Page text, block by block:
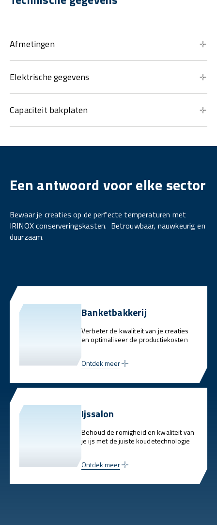
Afmetingen
Elektrische gegevens
Capaciteit bakplaten
Een antwoord voor elke sector
Bewaar je creaties op de perfecte temperaturen met
IRINOX conserveringskasten. Betrouwbaar, nauwkeurig en
duurzaam.
Banketbakkerij
Verbeter de kwaliteit van je creaties
en optimaliseer de productiekosten
Ontdek meer
Ijssalon
Behoud de romigheid en kwaliteit van
je ijs met de juiste koudetechnologie
Ontdek meer